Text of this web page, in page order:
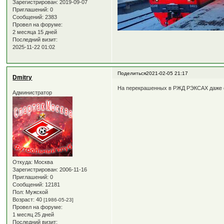
Зарегистрирован: 2019-09-07
Приглашений: 0
Сообщений: 2383
Провел на форуме:
2 месяца 15 дней
Последний визит:
2025-11-22 01:02
Поделиться2021-02-05 21:17
Dmitry
Администратор
Откуда: Москва
Зарегистрирован: 2006-11-16
Приглашений: 0
Сообщений: 12181
Пол: Мужской
Возраст: 40[1986-05-23]
Провел на форуме:
1 месяц 25 дней
Последний визит:
На перекрашенных в РЖД РЭКСАХ даже